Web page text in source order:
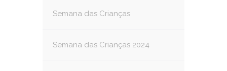
Semana das Crianças
Semana das Crianças 2024